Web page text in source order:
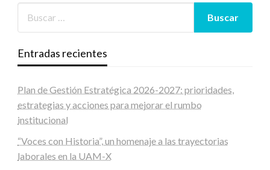
Entradas recientes
Plan de Gestión Estratégica 2026-2027: prioridades,
estrategias y acciones para mejorar el rumbo
institucional
“Voces con Historia”, un homenaje a las trayectorias
laborales en la UAM-X